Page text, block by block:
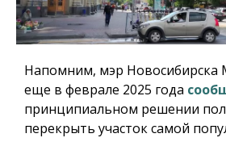
Напомним, мэр Новосибирска
еще в феврале 2025 года
принципиальном решении
перекрыть участок самой